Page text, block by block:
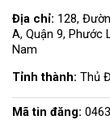
Địa chỉ: 128,
A, Quận 9, Phước
Nam
Tỉnh thành: Thủ
Mã tin đăng: